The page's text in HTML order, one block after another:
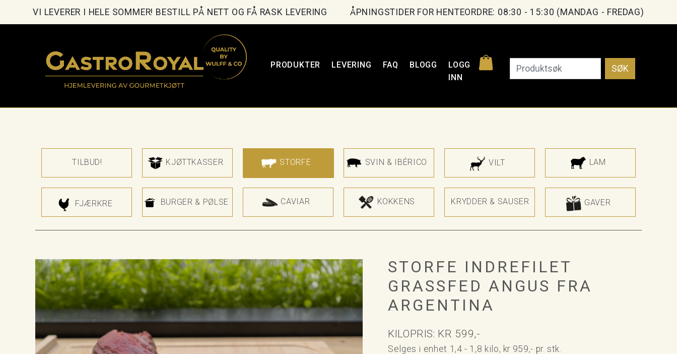
VI LEVERER I HELE SOMMER! BESTILL PÅ NETT OG FÅ RASK LEVERING ÅPNINGSTIDER FOR HENTEORDRE: 08:30 - 15:30 (MANDAG - FREDAG)
PRODUKTER LEVERING FAQ BLOGG
LOGG
INN
SØK
TILBUD! KJØTTKASSER STORFE SVIN & IBÉRICO VILT LAM
FJÆRKRE BURGER & PØLSE CAVIAR KOKKENS KRYDDER & SAUSER GAVER
STORFE INDREFILET
GRASSFED ANGUS FRA
ARGENTINA
KILOPRIS: KR 599,-
Selges i enhet 1,4 - 1,8 kilo, kr 959,- pr. stk.